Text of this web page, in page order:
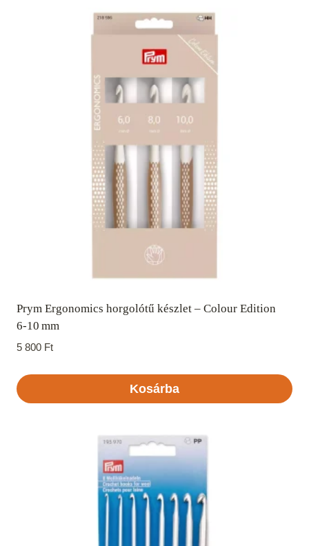
Prym Ergonomics horgolótű készlet – Colour Edition
6‑10 mm
5 800 Ft
Kosárba